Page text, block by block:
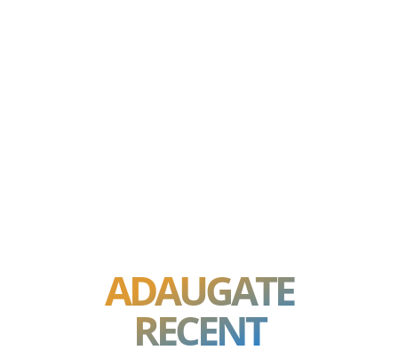
ADAUGATE
RECENT